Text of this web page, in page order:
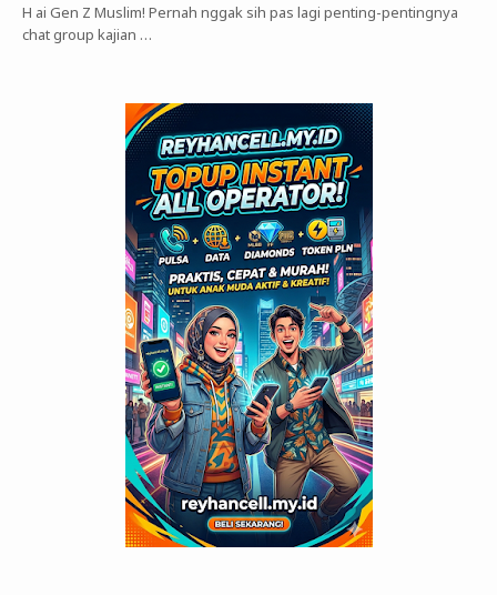
H ai Gen Z Muslim! Pernah nggak sih pas lagi penting-pentingnya
chat group kajian …